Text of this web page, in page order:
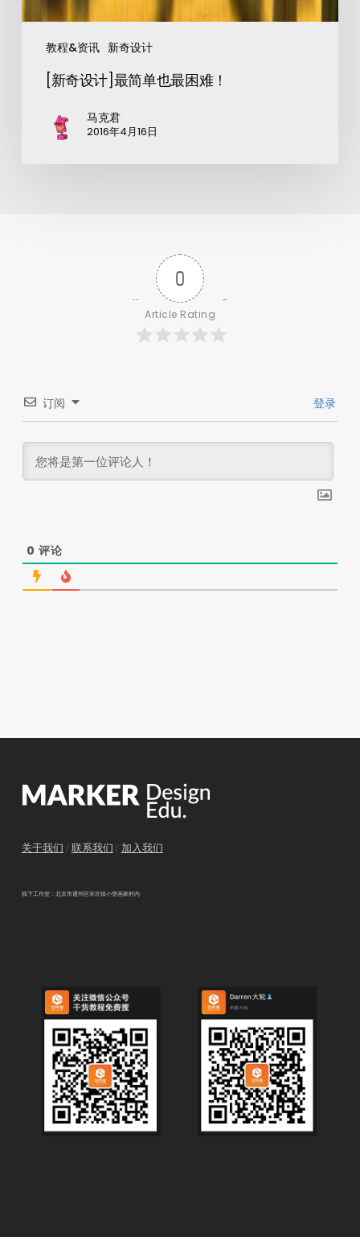
教程&资讯 新奇设计
[新奇设计]最简单也最困难！
马克君
2016年4月16日
0
Article Rating
订阅 登录
0 评论
关于我们 / 联系我们 / 加入我们
线下工作室：北京市通州区宋庄镇小堡画家村内